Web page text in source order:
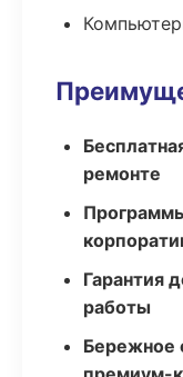
ремонте
Гарантия
работы
Бережное